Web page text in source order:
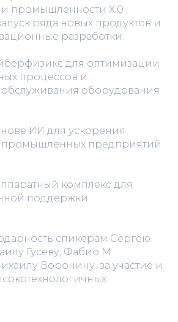
промышленности Х.0
ряда новых продуктов и
разработки:
для оптимизации
процессов и
оборудования
ИИ для ускорения
предприятий
комплекс для
поддержки
спикерам Сергею
Гусеву, Фабио М.
Воронину за участие и